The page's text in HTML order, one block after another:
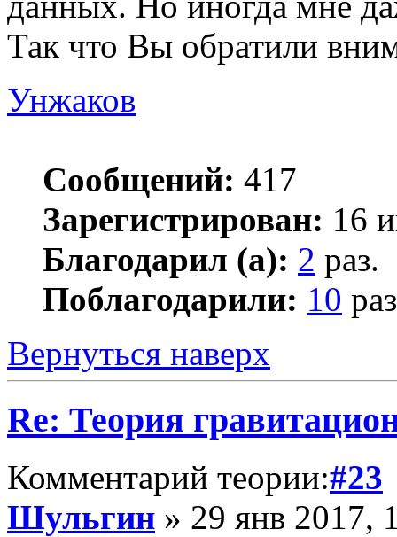
Так что Вы обратили
Унжаков
Сообщений: 417
Зарегистрирован: 16
Благодарил (а): 2 раз.
Поблагодарили: 10
Вернуться наверх
Re: Теория
Комментарий теории:#23
Шульгин » 29 янв 2017,